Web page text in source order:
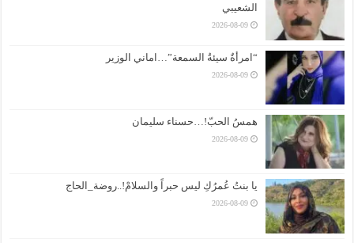
الشعيبي
2026-08-09
“امرأةٌ سيئةُ السمعة”…اماني الوزير
2026-08-09
همسُ الحبّ!…حسناء سليمان
2026-08-09
يا بنتُ عُمرُكِ ليس حبراً والسلامْ!..روضة_الحاج
2026-08-09